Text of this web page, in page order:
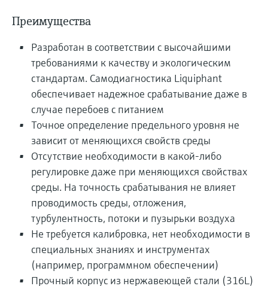
Преимущества
Разработан в соответствии с высочайшими
требованиями к качеству и экологическим
стандартам. Самодиагностика Liquiphant
обеспечивает надежное срабатывание даже в
случае перебоев с питанием
Точное определение предельного уровня не
зависит от меняющихся свойств среды
Отсутствие необходимости в какой-либо
регулировке даже при меняющихся свойствах
среды. На точность срабатывания не влияет
проводимость среды, отложения,
турбулентность, потоки и пузырьки воздуха
Не требуется калибровка, нет необходимости в
специальных знаниях и инструментах
(например, программном обеспечении)
Прочный корпус из нержавеющей стали (316L)